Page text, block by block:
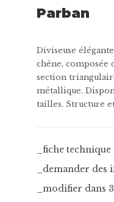
Parban
Diviseuse
chêne, composée
section
métallique.
tailles. Structure
_fiche technique
_demander
_modifier dans